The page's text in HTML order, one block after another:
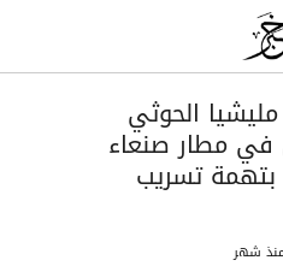
الحوثي
مطار صنعاء
بتهمة تسريب
شهر